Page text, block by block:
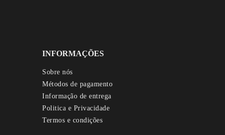
INFORMAÇÕES
Sobre nós
Métodos de pagamento
Informação de entrega
Politica e Privacidade
Termos e condições